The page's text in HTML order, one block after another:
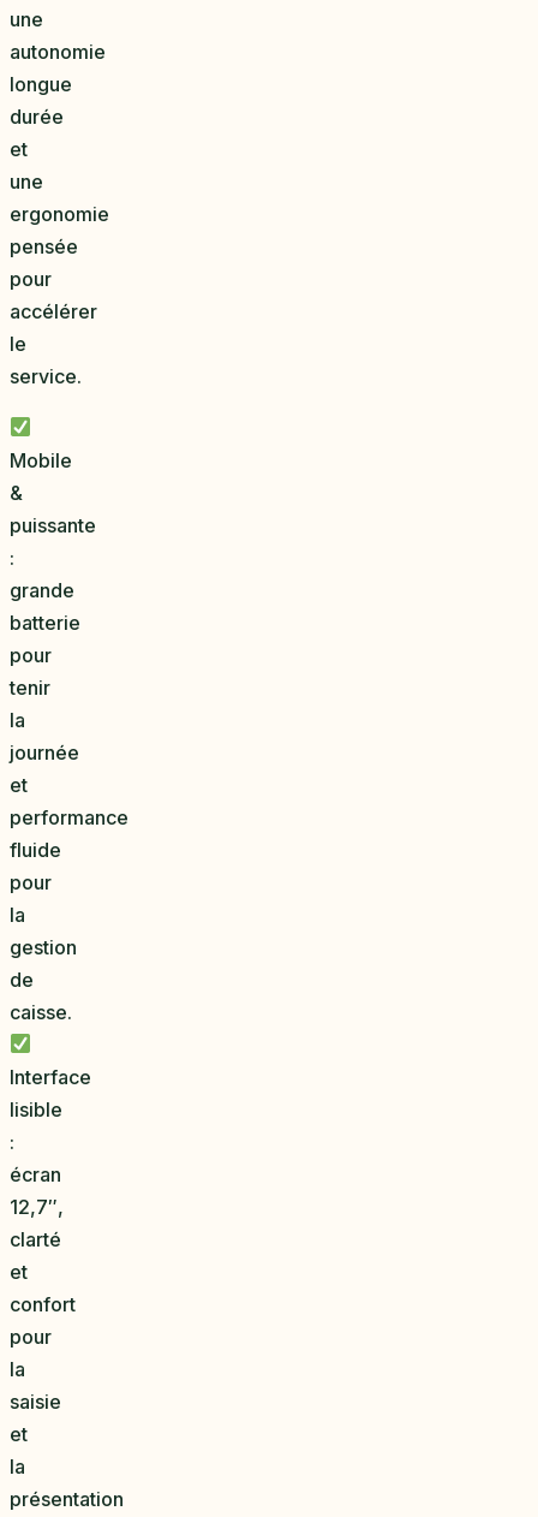
une
autonomie
longue
durée
et
une
ergonomie
pensée
pour
accélérer
le
service.
Mobile
&
puissante
:
grande
batterie
pour
tenir
la
journée
et
performance
fluide
pour
la
gestion
de
caisse.
Interface
lisible
:
écran
12,7″,
clarté
et
confort
pour
la
saisie
et
la
présentation